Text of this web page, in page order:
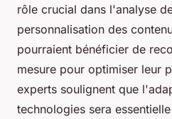
rôle crucial dans l'analyse
personnalisation des
pourraient bénéficier de
mesure pour optimiser leur
experts soulignent que
technologies sera